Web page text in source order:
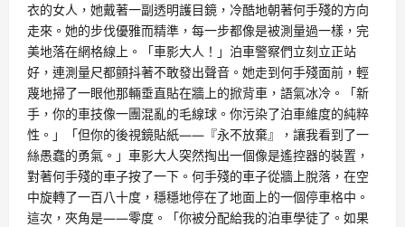
衣的女人，她戴著一副透明護目鏡，冷酷地朝著何手殘的方向
走來。她的步伐優雅而精準，每一步都像是被測量過一樣，完
美地落在網格線上。「車影大人！」泊車警察們立刻立正站
好，連測量尺都顫抖著不敢發出聲音。她走到何手殘面前，輕
蔑地掃了一眼他那輛垂直貼在牆上的掀背車，語氣冰冷。「新
手，你的車技像一團混亂的毛線球。你污染了泊車維度的純粹
性。」「但你的後視鏡貼紙——『永不放棄』，讓我看到了一
絲愚蠢的勇氣。」車影大人突然掏出一個像是遙控器的裝置，
對著何手殘的車子按了一下。何手殘的車子從牆上脫落，在空
中旋轉了一百八十度，穩穩地停在了地面上的一個停車格中。
這次，夾角是——零度。「你被分配給我的泊車學徒了。如果